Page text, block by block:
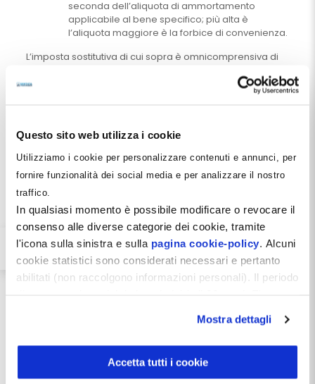
Questo sito web utilizza i cookie
Utilizziamo i cookie per personalizzare contenuti e annunci, per
fornire funzionalità dei social media e per analizzare il nostro
traffico.
In qualsiasi momento è possibile modificare o revocare il
consenso alle diverse categorie dei cookie, tramite
l'icona sulla sinistra e sulla pagina cookie-policy. Alcuni
cookie statistici sono considerati necessari e pertanto
abilitati (non raccolgono informazioni personali). Il periodo
indirizzo:dentistamanager.it/contatti-dentista-
Chiudendo questo banner tramite apposita X in alto a
Mostra dettagli
Accetta tutti i cookie
seconda dell’aliquota di ammortamento
applicabile al bene specifico; più alta è
l’aliquota maggiore è la forbice di convenienza.
L’imposta sostitutiva di cui sopra è omnicomprensiva di
impresa. In tutti i casi ricomprende anche Irap.
Se ti interessa questo tema,
Dentistico. Ti